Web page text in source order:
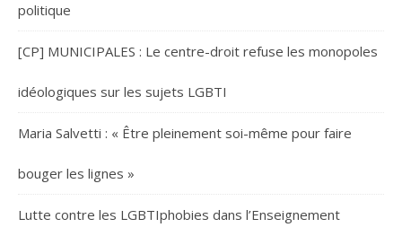
politique
[CP] MUNICIPALES : Le centre-droit refuse les monopoles
idéologiques sur les sujets LGBTI
Maria Salvetti : « Être pleinement soi-même pour faire
bouger les lignes »
Lutte contre les LGBTIphobies dans l’Enseignement